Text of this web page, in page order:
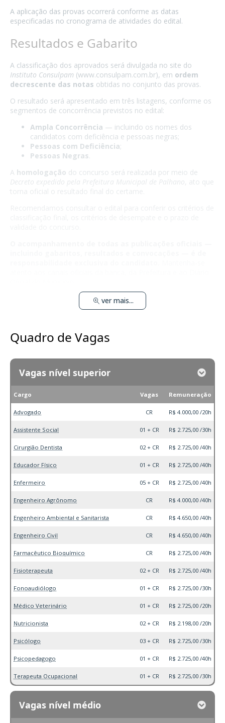
A aplicação das provas ocorrerá conforme as datas
especificadas no cronograma de atividades do edital.
Resultados e Gabarito
A classificação dos aprovados será divulgada no site do
Instituto Consulpam (www.consulpam.com.br), em ordem
decrescente das notas obtidas no conjunto das provas.
O resultado será apresentado em três listagens, conforme os
segmentos de concorrência previstos no edital:
Ampla Concorrência — incluindo os nomes dos
candidatos com deficiência e pessoas negras;
Pessoas com Deficiência;
Pessoas Negras.
A homologação do concurso será realizada por meio de
Decreto expedido pela Prefeitura Municipal de Palhano, ato que
torna oficial o resultado final do certame.
ver mais...
Quadro de Vagas
Vagas nível superior
Cargo Vagas Remuneração
Advogado CR R$ 4.000,00 /20h
Assistente Social 01 + CR R$ 2.725,00 /30h
Cirurgião Dentista 02 + CR R$ 2.725,00 /40h
Educador Físico 01 + CR R$ 2.725,00 /40h
Enfermeiro 05 + CR R$ 2.725,00 /40h
Engenheiro Agrônomo CR R$ 4.000,00 /40h
Engenheiro Ambiental e Sanitarista CR R$ 4.650,00 /40h
Engenheiro Civil CR R$ 4.650,00 /40h
Farmacêutico Bioquímico CR R$ 2.725,00 /40h
Fisioterapeuta 02 + CR R$ 2.725,00 /40h
Fonoaudiólogo 01 + CR R$ 2.725,00 /30h
Médico Veterinário 01 + CR R$ 2.725,00 /20h
Nutricionista 02 + CR R$ 2.198,00 /20h
Psicólogo 03 + CR R$ 2.725,00 /30h
Psicopedagogo 01 + CR R$ 2.725,00 /40h
Terapeuta Ocupacional 01 + CR R$ 2.725,00 /30h
Vagas nível médio